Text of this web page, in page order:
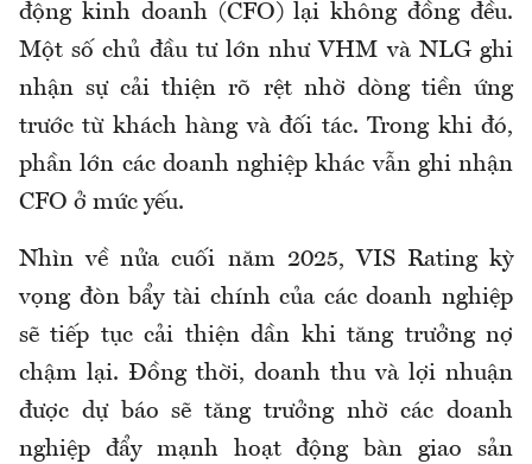
động kinh doanh (CFO) lại không đồng đều.
Một số chủ đầu tư lớn như VHM và NLG ghi
nhận sự cải thiện rõ rệt nhờ dòng tiền ứng
trước từ khách hàng và đối tác. Trong khi đó,
phần lớn các doanh nghiệp khác vẫn ghi nhận
CFO ở mức yếu.
Nhìn về nửa cuối năm 2025, VIS Rating kỳ
vọng đòn bẩy tài chính của các doanh nghiệp
sẽ tiếp tục cải thiện dần khi tăng trưởng nợ
chậm lại. Đồng thời, doanh thu và lợi nhuận
được dự báo sẽ tăng trưởng nhờ các doanh
nghiệp đẩy mạnh hoạt động bàn giao sản